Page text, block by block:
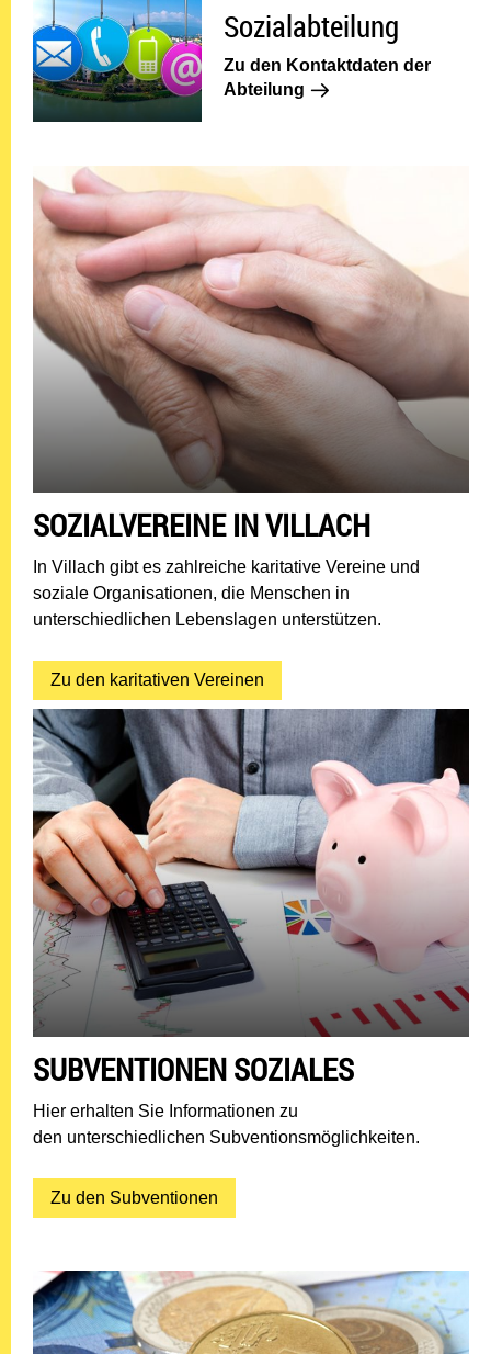
Sozialabteilung
Sozialabteilung
Zu den Kontaktdaten der
Abteilung Zu den Kontaktdaten
SOZIALVEREINE IN VILLACH
In Villach gibt es zahlreiche karitative Vereine und
soziale Organisationen, die Menschen in
unterschiedlichen Lebenslagen unterstützen.
Zu den karitativen Vereinen
SUBVENTIONEN SOZIALES
Hier erhalten Sie Informationen zu
den unterschiedlichen Subventionsmöglichkeiten.
Zu den Subventionen